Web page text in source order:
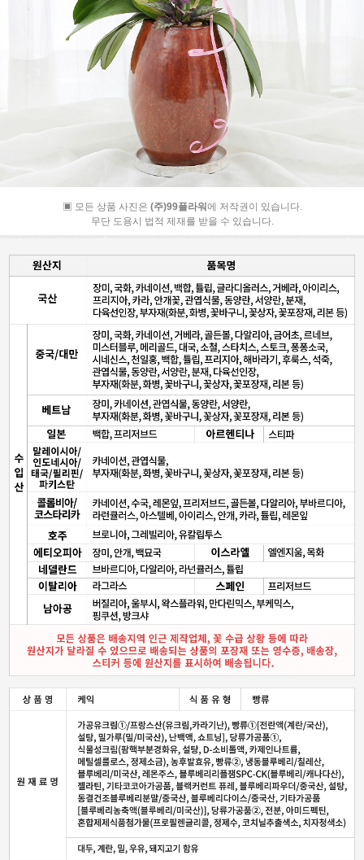
▣ 모든 상품 사진은 (주)99플라워에 저작권이 있습니다.
무단 도용시 법적 제재를 받을 수 있습니다.